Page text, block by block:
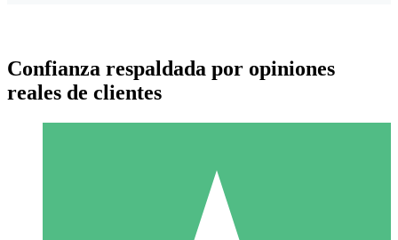
Paquetes de Créditos Individuales
Confianza respaldada por opiniones
reales de clientes